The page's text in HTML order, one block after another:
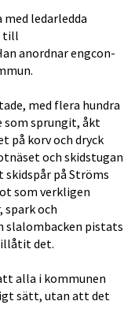
ledarledda
till
anordnar engcon-
med flera hundra
som sprungit, åkt
på korv och dryck
och skidstugan
på Ströms
som verkligen
spark och
slalombacken pistats
det.
alla i kommunen
sätt, utan att det